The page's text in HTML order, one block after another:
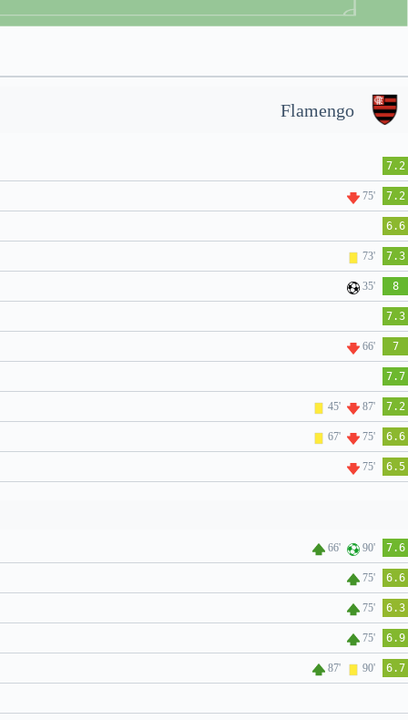
Flamengo
7.2
75' 7.2
6.6
73' 7.3
35' 8
7.3
66' 7
7.7
45' 87' 7.2
67' 75' 6.6
75' 6.5
66' 90' 7.6
75' 6.6
75' 6.3
75' 6.9
87' 90' 6.7